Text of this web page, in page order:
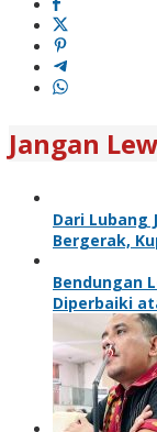
Jangan
Dari Lubang
Bergerak,
Bendungan
Diperbaiki